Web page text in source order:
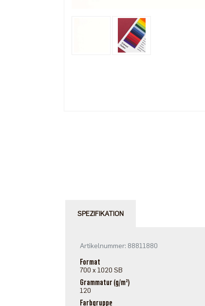
SPEZIFIKATION
Artikelnummer: 88811880
Format
700 x 1020 SB
Grammatur (g/m²)
120
Farbgruppe